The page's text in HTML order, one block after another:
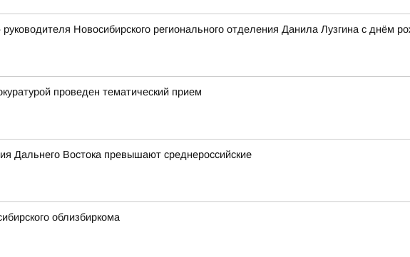
Новосибирского регионального отделения Данила Лузгина с днём
проведен тематический прием
Дальнего Востока превышают среднероссийские
облизбиркома